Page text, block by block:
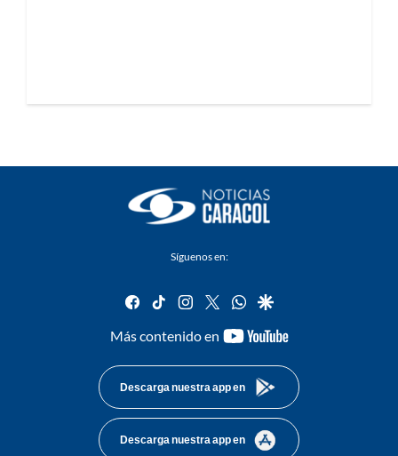
Síguenos en:
facebook
tiktok instagram
twitterwhatsapp
google
Más contenido en
youtube-
Descarga nuestra app en
Descarga nuestra app en